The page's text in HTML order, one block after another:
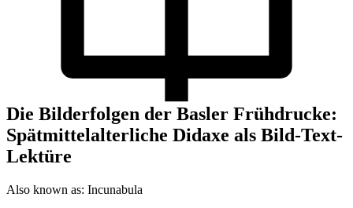
Die Bilderfolgen der Basler Frühdrucke:
Spätmittelalterliche Didaxe als Bild-Text-
Lektüre
Also known as: Incunabula